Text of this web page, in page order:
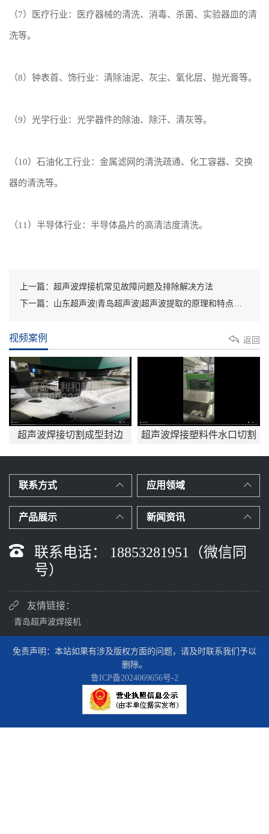
（7）医疗行业：医疗器械的清洗、消毒、杀菌、实验器皿的清
洗等。
（8）钟表首、饰行业：清除油泥、灰尘、氧化层、抛光膏等。
（9）光学行业：光学器件的除油、除汗、清灰等。
（10）石油化工行业：金属滤网的清洗疏通、化工容器、交换
器的清洗等。
（11）半导体行业：半导体晶片的高清洁度清洗。
上一篇：超声波焊接机常见故障问题及排除解决方法
下一篇：山东超声波|青岛超声波|超声波提取的原理和特点分析
视频案例 返回
超声波焊接切割成型封边
超声波焊接塑料件水口切割
联系方式 应用领域
产品展示 新闻资讯
联系电话： 18853281951（微信同
号）
友情链接：
青岛超声波焊接机
免责声明：本站如果有涉及版权方面的问题，请及时联系我们予以
删除。
鲁ICP备2024069656号-2